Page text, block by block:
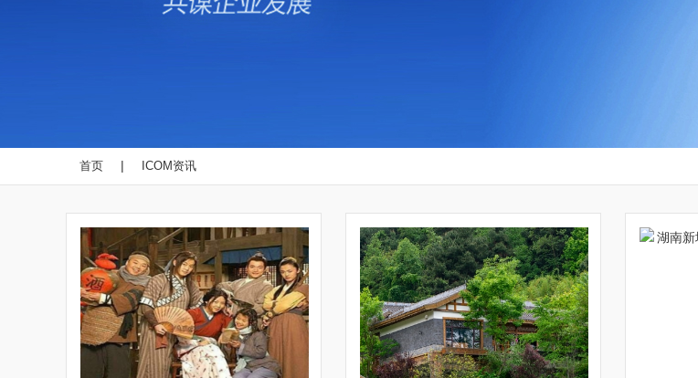
首页 | ICOM资讯